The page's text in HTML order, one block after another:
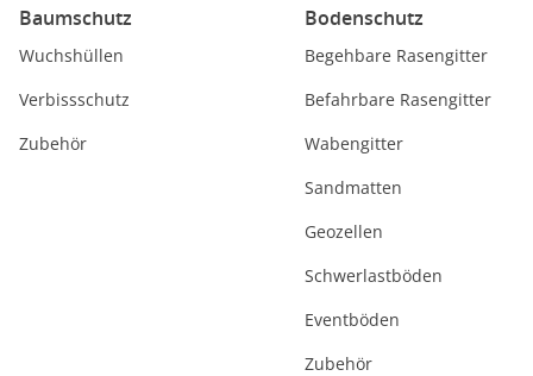
Baumschutz
Wuchshüllen
Verbissschutz
Zubehör
Bodenschutz
Begehbare Rasengitter
Befahrbare Rasengitter
Wabengitter
Sandmatten
Geozellen
Schwerlastböden
Eventböden
Zubehör